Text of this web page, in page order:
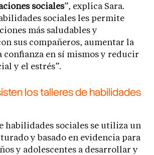
sociales”, explica Sara.
sociales les permite
más saludables y
sus compañeros, aumentar la
confianza en sí mismos y reducir
y el estrés”.
los talleres de habilidades
habilidades sociales se utiliza un
y basado en evidencia para
y adolescentes a desarrollar y